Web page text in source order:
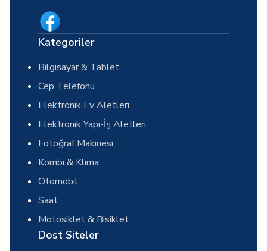
Kategoriler
Bilgisayar & Tablet
Cep Telefonu
Elektronik Ev Aletleri
Elektronik Yapı-İş Aletleri
Fotoğraf Makinesi
Kombi & Klima
Otomobil
Saat
Motosiklet & Bisiklet
Dost Siteler